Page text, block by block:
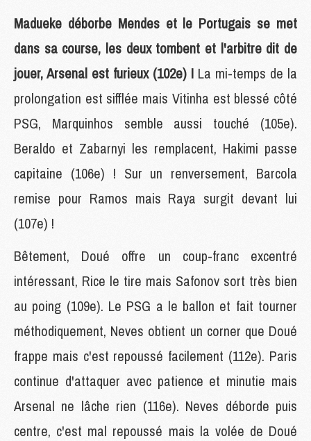
Madueke déborbe Mendes et le Portugais se met
dans sa course, les deux tombent et l'arbitre dit de
jouer, Arsenal est furieux (102e) ! La mi-temps de la
prolongation est sifflée mais Vitinha est blessé côté
PSG, Marquinhos semble aussi touché (105e).
Beraldo et Zabarnyi les remplacent, Hakimi passe
capitaine (106e) ! Sur un renversement, Barcola
remise pour Ramos mais Raya surgit devant lui
(107e) !
Bêtement, Doué offre un coup-franc excentré
intéressant, Rice le tire mais Safonov sort très bien
au poing (109e). Le PSG a le ballon et fait tourner
méthodiquement, Neves obtient un corner que Doué
frappe mais c'est repoussé facilement (112e). Paris
continue d'attaquer avec patience et minutie mais
Arsenal ne lâche rien (116e). Neves déborde puis
centre, c'est mal repoussé mais la volée de Doué